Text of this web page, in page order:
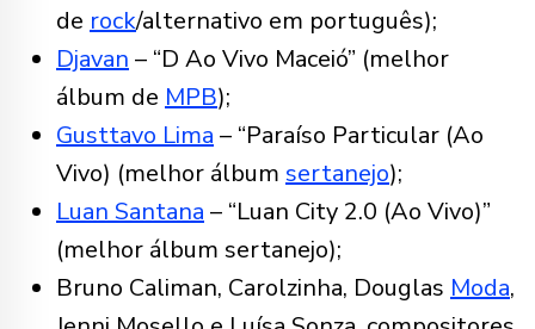
de rock/alternativo em português);
Djavan – “D Ao Vivo Maceió” (melhor
álbum de MPB);
Gusttavo Lima – “Paraíso Particular (Ao
Vivo) (melhor álbum sertanejo);
Luan Santana – “Luan City 2.0 (Ao Vivo)”
(melhor álbum sertanejo);
Bruno Caliman, Carolzinha, Douglas Moda,